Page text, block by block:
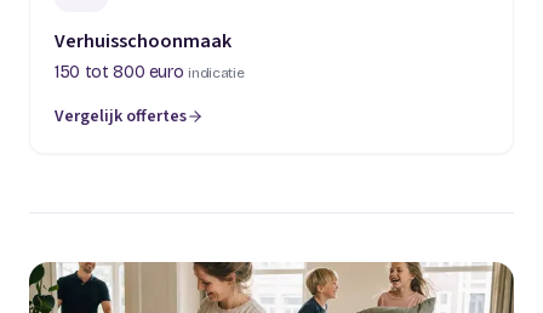
Verhuisschoonmaak
150 tot 800 euro indicatie
Vergelijk offertes
(opent in een nieuw tabblad)